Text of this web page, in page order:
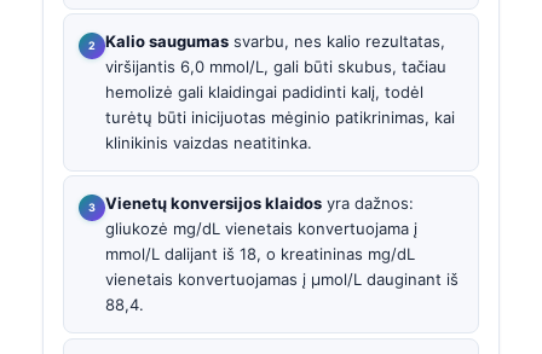
Kalio saugumas svarbu, nes kalio rezultatas,
viršijantis 6,0 mmol/L, gali būti skubus, tačiau
hemolizė gali klaidingai padidinti kalį, todėl
turėtų būti inicijuotas mėginio patikrinimas, kai
klinikinis vaizdas neatitinka.
Vienetų konversijos klaidos yra dažnos:
gliukozė mg/dL vienetais konvertuojama į
mmol/L dalijant iš 18, o kreatininas mg/dL
vienetais konvertuojamas į µmol/L dauginant iš
88,4.